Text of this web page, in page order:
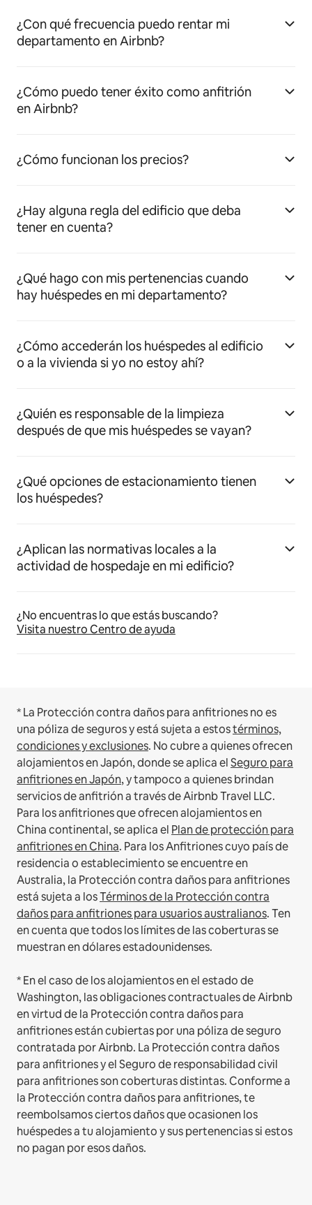
¿Con qué frecuencia puedo rentar mi
departamento en Airbnb?
¿Cómo puedo tener éxito como anfitrión
en Airbnb?
¿Cómo funcionan los precios?
¿Hay alguna regla del edificio que deba
tener en cuenta?
¿Qué hago con mis pertenencias cuando
hay huéspedes en mi departamento?
¿Cómo accederán los huéspedes al edificio
o a la vivienda si yo no estoy ahí?
¿Quién es responsable de la limpieza
después de que mis huéspedes se vayan?
¿Qué opciones de estacionamiento tienen
los huéspedes?
¿Aplican las normativas locales a la
actividad de hospedaje en mi edificio?
¿No encuentras lo que estás buscando?
Visita nuestro Centro de ayuda
* La Protección contra daños para anfitriones no es
una póliza de seguros y está sujeta a estostérminos,
condiciones y exclusiones. No cubre a quienes ofrecen
alojamientos en Japón, donde se aplica elSeguro para
anfitriones en Japón, y tampoco a quienes brindan
servicios de anfitrión a través de Airbnb Travel LLC.
Para los anfitriones que ofrecen alojamientos en
China continental, se aplica el Plan de protección para
anfitriones en China. Para los Anfitriones cuyo país de
residencia o establecimiento se encuentre en
Australia, la Protección contra daños para anfitriones
está sujeta a losTérminos de la Protección contra
daños para anfitriones para usuarios australianos. Ten
en cuenta que todos los límites de las coberturas se
muestran en dólares estadounidenses.
* En el caso de los alojamientos en el estado de
Washington, las obligaciones contractuales de Airbnb
en virtud de la Protección contra daños para
anfitriones están cubiertas por una póliza de seguro
contratada por Airbnb. La Protección contra daños
para anfitriones y el Seguro de responsabilidad civil
para anfitriones son coberturas distintas. Conforme a
la Protección contra daños para anfitriones, te
reembolsamos ciertos daños que ocasionen los
huéspedes a tu alojamiento y sus pertenencias si estos
no pagan por esos daños.